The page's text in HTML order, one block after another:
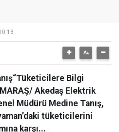
Bilgi
Akedaş Elektrik
Müdürü Medine Tanış,
tüketicilerini
karşı...